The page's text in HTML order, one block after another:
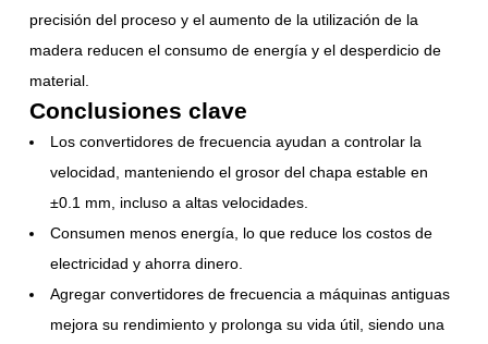
precisión del proceso y el aumento de la utilización de la
madera reducen el consumo de energía y el desperdicio de
material.
Conclusiones clave
Los convertidores de frecuencia ayudan a controlar la
velocidad, manteniendo el grosor del chapa estable en
±0.1 mm, incluso a altas velocidades.
Consumen menos energía, lo que reduce los costos de
electricidad y ahorra dinero.
Agregar convertidores de frecuencia a máquinas antiguas
mejora su rendimiento y prolonga su vida útil, siendo una